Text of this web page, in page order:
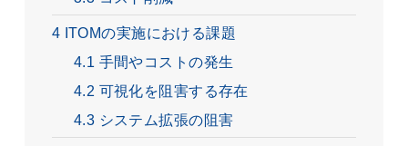
4 ITOMの実施における課題
4.1 手間やコストの発生
4.2 可視化を阻害する存在
4.3 システム拡張の阻害